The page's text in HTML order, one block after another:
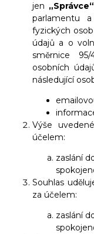
jen „Správce“
parlamentu
fyzických
údajů a o
směrnice
osobních
následující
Výše
účelem:
zaslání
Souhlas
za účelem:
zaslání